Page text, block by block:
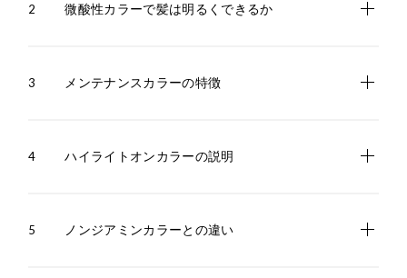
2 微酸性カラーで髪は明るくできるか
3 メンテナンスカラーの特徴
4 ハイライトオンカラーの説明
5 ノンジアミンカラーとの違い